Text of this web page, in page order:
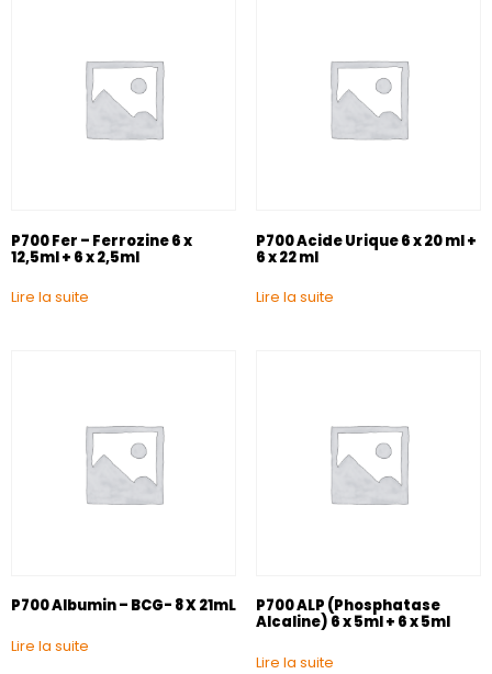
P700 Fer – Ferrozine 6 x
12,5ml + 6 x 2,5ml
Lire la suite
P700 Acide Urique 6 x 20 ml +
6 x 22 ml
Lire la suite
P700 Albumin – BCG- 8 X 21mL
Lire la suite
P700 ALP (Phosphatase
Alcaline) 6 x 5ml + 6 x 5ml
Lire la suite